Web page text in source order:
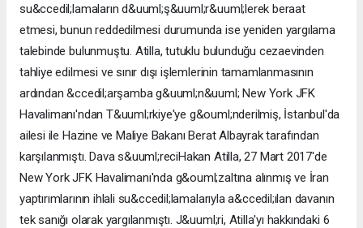
su&ccedil;lamaların d&uuml;ş&uuml;r&uuml;lerek beraat
etmesi, bunun reddedilmesi durumunda ise yeniden yargılama
talebinde bulunmuştu. Atilla, tutuklu bulunduğu cezaevinden
tahliye edilmesi ve sınır dışı işlemlerinin tamamlanmasının
ardından &ccedil;arşamba g&uuml;n&uuml; New York JFK
Havalimanı'ndan T&uuml;rkiye'ye g&ouml;nderilmiş, İstanbul'da
ailesi ile Hazine ve Maliye Bakanı Berat Albayrak tarafından
karşılanmıştı. Dava s&uuml;reciHakan Atilla, 27 Mart 2017'de
New York JFK Havalimanı'nda g&ouml;zaltına alınmış ve İran
yaptırımlarının ihlali su&ccedil;lamalarıyla a&ccedil;ılan davanın
tek sanığı olarak yargılanmıştı. J&uuml;ri, Atilla'yı hakkındaki 6